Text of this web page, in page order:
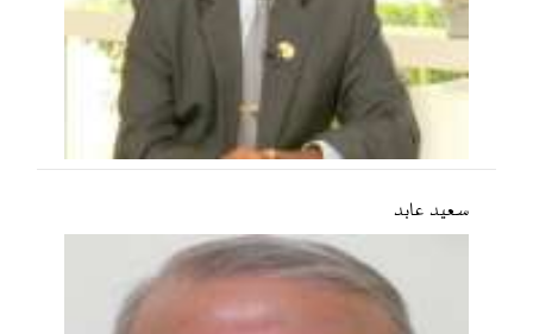
سعید عابد